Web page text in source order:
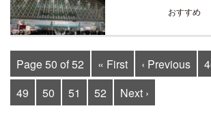
おすすめ
Page 50 of 52 « First ‹ Previous
49
50 51 52 Next ›